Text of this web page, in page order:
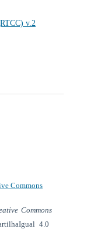
v.2
Commons
Commons
4.0